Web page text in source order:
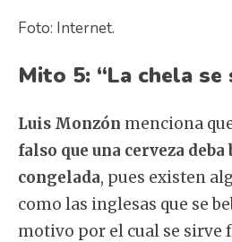
Foto: Internet.
Mito 5: “La chela
Luis Monzón menciona
falso que una cerveza
congelada, pues existen
como las inglesas que se
motivo por el cual se sirve